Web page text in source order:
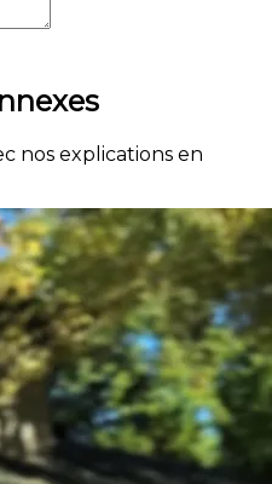
nos explications en